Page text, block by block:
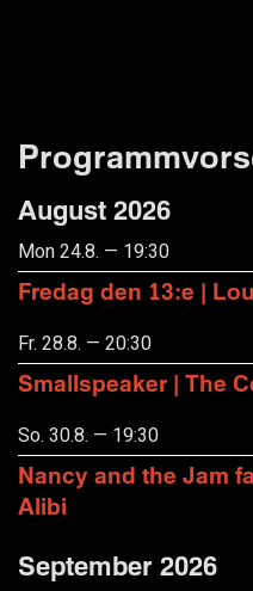
August 2026
Mon 24.8. — 19:30
Fredag den 13:e |
Fr. 28.8. — 20:30
Smallspeaker | The
So. 30.8. — 19:30
Nancy and the Jam
Alibi
September 2026